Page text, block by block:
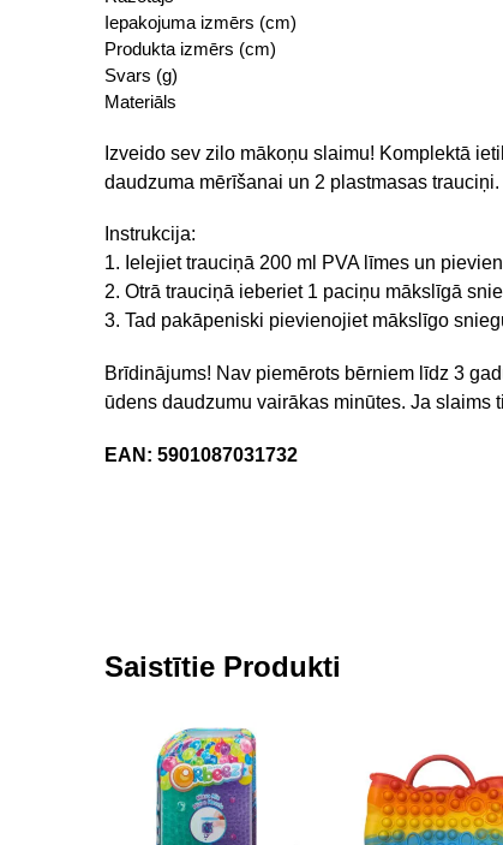
Iepakojuma izmērs (cm)
Produkta izmērs (cm)
Svars (g)
Materiāls
Izveido sev zilo mākoņu slaimu! Komplektā
daudzuma mērīšanai un 2 plastmasas trauciņi.
Instrukcija:
1. Ielejiet trauciņā 200 ml PVA līmes un
2. Otrā trauciņā ieberiet 1 paciņu mākslīgā
3. Tad pakāpeniski pievienojiet mākslīgo
Brīdinājums! Nav piemērots bērniem līdz 3
ūdens daudzumu vairākas minūtes. Ja
EAN: 5901087031732
Saistītie Produkti